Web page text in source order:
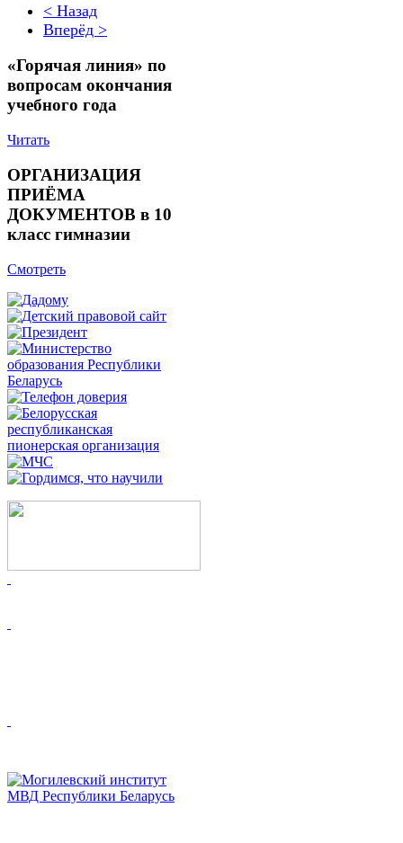
< Назад
Вперёд >
«Горячая линия» по
вопросам окончания
учебного года
Читать
ОРГАНИЗАЦИЯ
ПРИЁМА
ДОКУМЕНТОВ в 10
класс гимназии
Смотреть